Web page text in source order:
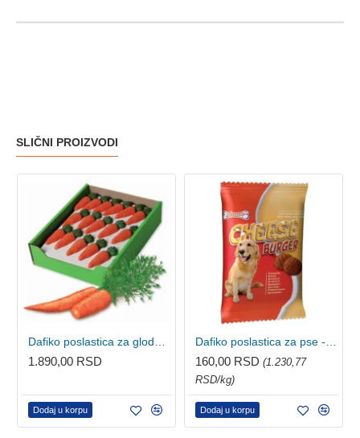
SLIČNI PROIZVODI
1.890,00 RSD
Dodaj u korpu
160,00 RSD (1.230,77
RSD/kg)
Dodaj u korpu